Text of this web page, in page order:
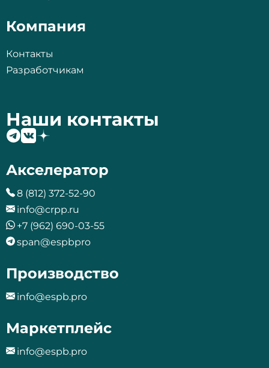
Компания
Контакты
Разработчикам
Наши контакты
Акселератор
8 (812) 372-52-90
info@crpp.ru
+7 (962) 690-03-55
span@espbpro
Производство
info@espb.pro
Маркетплейс
info@espb.pro